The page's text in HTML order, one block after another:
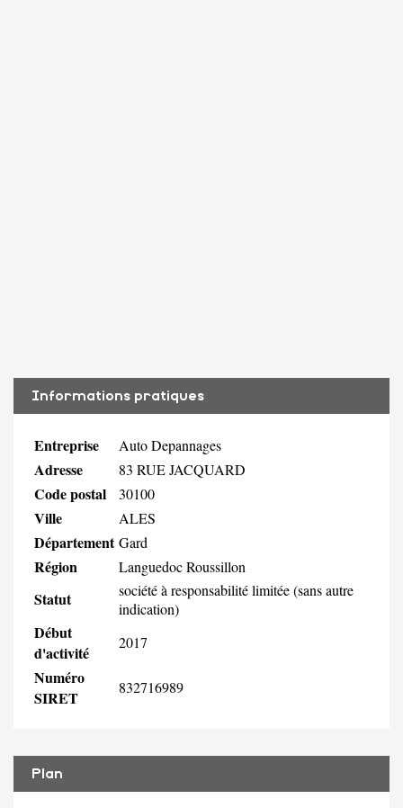
Informations pratiques
Entreprise Auto Depannages
Adresse 83 RUE JACQUARD
Code postal 30100
Ville ALES
Département Gard
Région Languedoc Roussillon
Statut
société à responsabilité limitée (sans autre
indication)
Début
d'activité
2017
Numéro
SIRET
832716989
Plan